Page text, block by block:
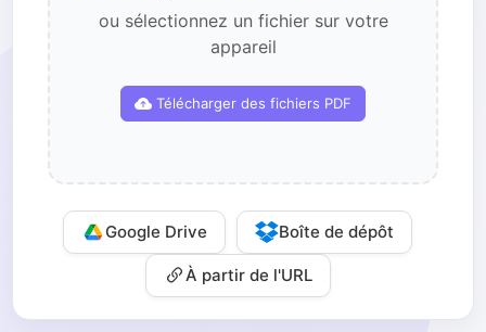
ou sélectionnez un fichier sur votre
appareil
Télécharger des fichiers PDF
Google Drive Boîte de dépôt
À partir de l'URL